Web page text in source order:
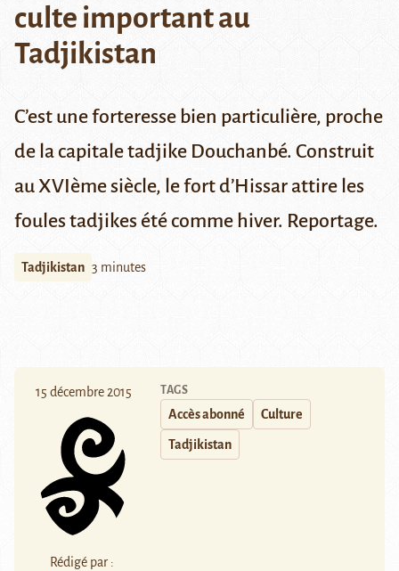
culte important au
Tadjikistan
C’est une forteresse bien particulière, proche
de la capitale tadjike Douchanbé. Construit
au XVIème siècle, le fort d’Hissar attire les
foules tadjikes été comme hiver. Reportage.
Tadjikistan 3 minutes
15 décembre 2015
Rédigé par :
TAGS
Accès abonné Culture
Tadjikistan